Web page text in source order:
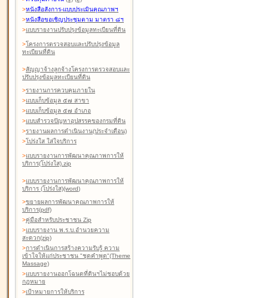
>หนังสือสังการ-แบบประเมินคุณภาพฯ
>หนังสือขอเชิญประชุมตาม มาตรา ๘ฯ
>แบบรายงานปรับปรุงข้อมูลทะเบียนที่ดิน
>โครงการตรวจสอบและปรับปรุงข้อมูล
ทะเบียนที่ดิน
>สัญญาจ้างลูกจ้างโครงการตรวจสอบและ
ปรับปรุงข้อมูลทะเบียนที่ดิน
>รายงานการควบคุมภายใน
>แบบเก็บข้อมูล ๕๗ สาขา
>แบบเก็บข้อมูล ๕๗ อำเภอ
>แบบสำรวจปัญหาอุปสรรคของกรมที่ดิน
>รายงานผลการดำเนินงาน(ประจำเดือน)
>โปร่งใส ใส่ใจบริการ
>แบบรายงานการพัฒนาคุณภาพการให้
บริการ(โปร่งใส).zip
>แบบรายงานการพัฒนาคุณภาพการให้
บริการ (โปร่งใส)(word)
>ขยายผลการพัฒนาคุณภาพการให้
บริการ(pdf)
>คู่มือสำหรับประชาชน Zip
>แบบรายงาน พ.ร.บ.อำนวยความ
สะดวก(zip)
>การดำเนินการสร้างความรับรู้ ความ
เข้าใจให้แก่ประชาชน "ชุดคำพูด"(Theme
Massage)
>แบบรายงานออกโฉนดที่ดินฯไม่ชอบด้วย
กฎหมาย
>เป้าหมายการให้บริการ